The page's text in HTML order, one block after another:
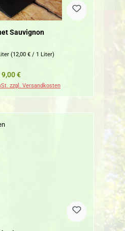
Sauvignon
(12,00 € / 1 Liter)
Regulärer Preis:
9,00 €
zzgl. Versandkosten